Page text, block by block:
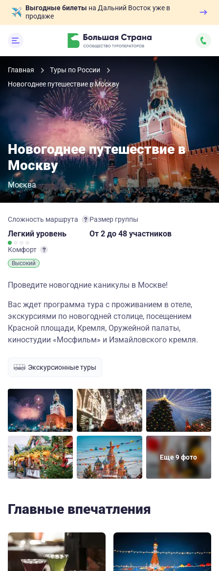
Выгодные билеты на Дальний Восток уже в
продаже
Главная
Туры по России
Новогоднее путешествие в Москву
Новогоднее путешествие в
Москву
Москва
Сложность маршрута
Легкий уровень
Комфорт
Высокий
Размер группы
От 2 до 48 участников
Проведите новогодние каникулы в Москве!
Вас ждет программа тура с проживанием в отеле,
экскурсиями по новогодней столице, посещением
Красной площади, Кремля, Оружейной палаты,
киностудии «Мосфильм» и Измайловского кремля.
Экскурсионные туры
Еще 9 фото
Главные впечатления